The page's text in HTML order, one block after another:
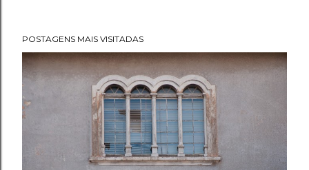
POSTAGENS MAIS VISITADAS